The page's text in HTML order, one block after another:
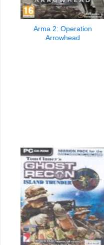
Arma 2: Operation
Arrowhead